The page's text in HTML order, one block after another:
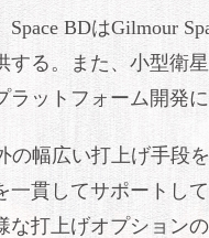
Space BDはGilmour
する。また、小型衛
ラットフォーム開発
の幅広い打上げ手段
一貫してサポートし
な打上げオプション